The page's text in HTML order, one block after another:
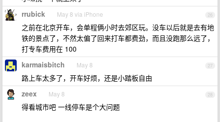
26
rrubick May 8 via iPhone
之前在北京开车，会单程俩小时去郊区玩。没车以后就是去有地
铁的景点了，不然太偏了回来打车都费劲，而且没跑那么远了，
打专车费用在 100
27
karmaisbitch May 8
路上车太多了，开车好烦，还是小踏板自由
28
zeex May 8
得看城市吧 一线停车是个大问题